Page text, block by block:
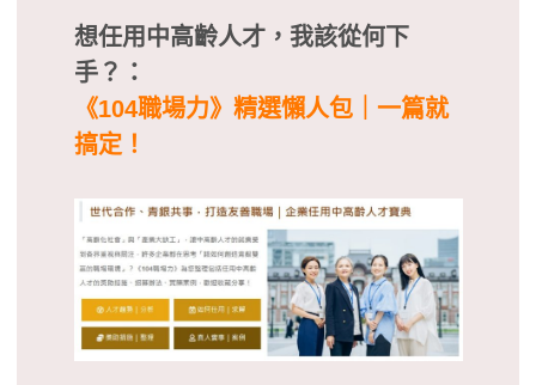
想任用中高齡人才，我該從何下
手？：
《104職場力》精選懶人包｜一篇就
搞定！